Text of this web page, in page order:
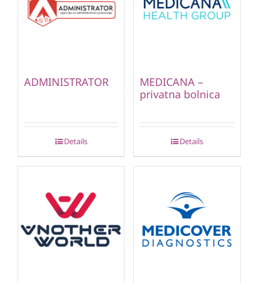
ADMINISTRATOR
Details
MEDICANA –
privatna bolnica
Details